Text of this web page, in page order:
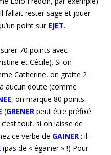
fallait rester sage et jouer
point sur EJET.
70 points avec
et Cécile). Si on
Catherine, on gratte 2
aucun doute (comme
, on marque 80 points.
(GRENER peut être préfixé
tout, si on laisse de
ce verbe de GAINER : il
(pas de « égainer » !) Pour